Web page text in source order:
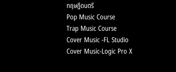
ทฤษฎีดนตรี
Pop MusicCourse
Trap MusicCourse
Cover Music -FL Studio
Cover Music-Logic Pro X